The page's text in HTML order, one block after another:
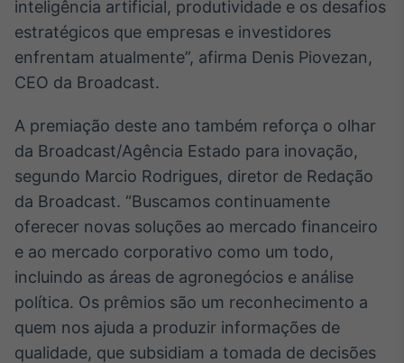
Investimentos
Em breve
Tokenização
de ativos
Em breve
Crédito
Em breve
inteligência artificial, produtividade e os desafios
estratégicos que empresas e investidores
enfrentam atualmente”, afirma Denis Piovezan,
CEO da Broadcast.
A premiação deste ano também reforça o olhar
da Broadcast/Agência Estado para inovação,
segundo Marcio Rodrigues, diretor de Redação
da Broadcast. “Buscamos continuamente
oferecer novas soluções ao mercado financeiro
e ao mercado corporativo como um todo,
incluindo as áreas de agronegócios e análise
política. Os prêmios são um reconhecimento a
quem nos ajuda a produzir informações de
qualidade, que subsidiam a tomada de decisões